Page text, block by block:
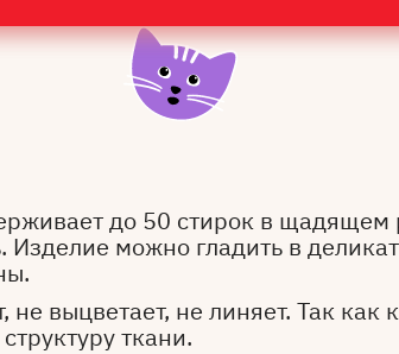
до 50 стирок в
Изделие можно гладить в
не выцветает, не линяет. Так как
ткани.